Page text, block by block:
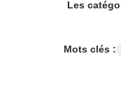
Les
Mots clés :